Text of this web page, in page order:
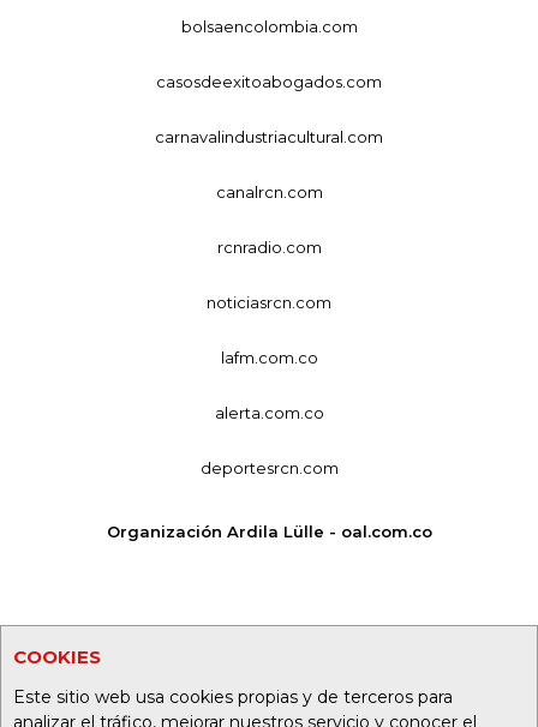
COOKIES
Este sitio web usa cookies propias y de terceros para
analizar el tráfico, mejorar nuestros servicio y conocer el
bolsaencolombia.com
casosdeexitoabogados.com
carnavalindustriacultural.com
canalrcn.com
rcnradio.com
noticiasrcn.com
lafm.com.co
alerta.com.co
deportesrcn.com
Organización Ardila Lülle - oal.com.co